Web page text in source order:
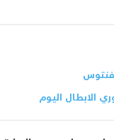
الابطال اليوم